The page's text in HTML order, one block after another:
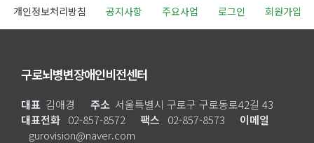
개인정보처리방침 공지사항 주요사업 로그인 회원가입
구로뇌병변장애인비전센터
대표 김애경 주소 서울특별시 구로구 구로동로42길 43
대표전화 02-857-8572 팩스 02-857-8573
이메일
gurovision@naver.com